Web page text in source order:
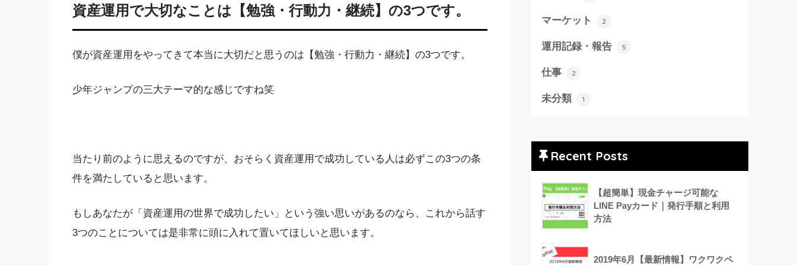
資産運用で大切なことは【勉強・行動力・継続】の3つです。
僕が資産運用をやってきて本当に大切だと思うのは【勉強・行動力・継続】の3つです。
少年ジャンプの三大テーマ的な感じですね笑
当たり前のように思えるのですが、おそらく資産運用で成功している人は必ずこの3つの条
件を満たしていると思います。
もしあなたが「資産運用の世界で成功したい」という強い思いがあるのなら、これから話す
3つのことについては是非常に頭に入れて置いてほしいと思います。
マーケット 2
運用記録・報告 5
仕事 2
未分類 1
Recent Posts
【超簡単】現金チャージ可能な
LINE Payカード｜発行手順と利用
方法
2019年6月【最新情報】ワクワクペ